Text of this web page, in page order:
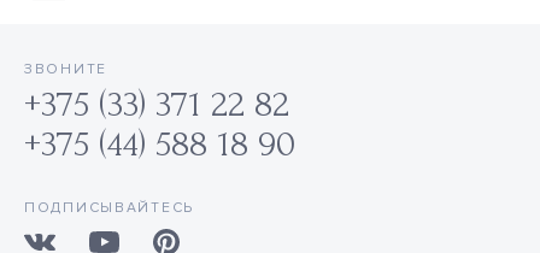
ЗВОНИТЕ
+375 (33) 371 22 82
+375 (44) 588 18 90
ПОДПИСЫВАЙТЕСЬ